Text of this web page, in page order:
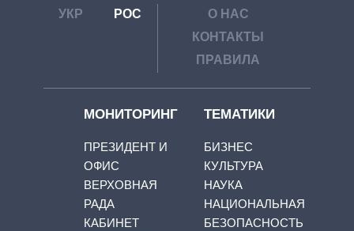
УКР РОС
О НАС
КОНТАКТЫ
ПРАВИЛА
МОНИТОРИНГ
ПРЕЗИДЕНТ И
ОФИС
ВЕРХОВНАЯ
РАДА
КАБИНЕТ
ТЕМАТИКИ
БИЗНЕС
КУЛЬТУРА
НАУКА
НАЦИОНАЛЬНАЯ
БЕЗОПАСНОСТЬ